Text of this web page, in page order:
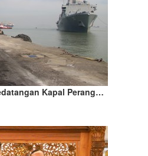
Kapal Perang…